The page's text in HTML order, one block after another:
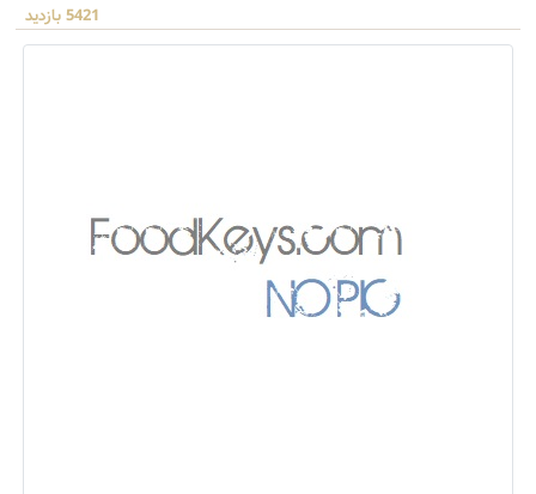
5421 بازدید